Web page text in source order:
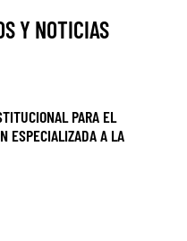
Y NOTICIAS
PARA EL
ESPECIALIZADA A LA